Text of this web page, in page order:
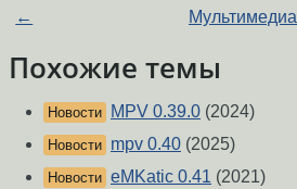
← Мультимедиа
Похожие темы
Новости MPV 0.39.0 (2024)
Новости mpv 0.40 (2025)
Новости eMKatic 0.41 (2021)